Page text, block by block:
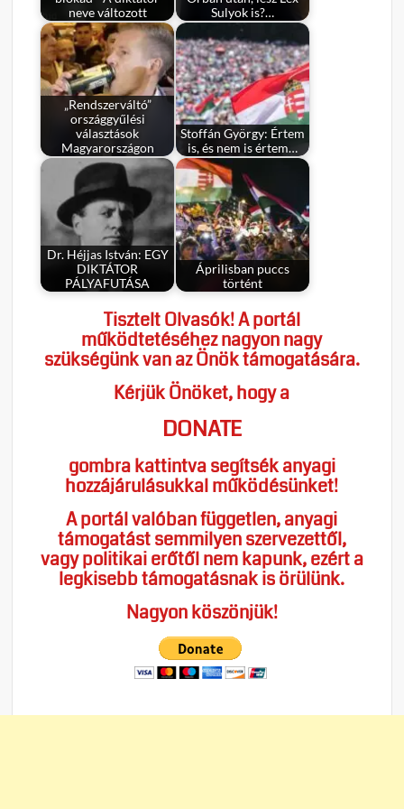
neve változott
Sulyok is?…
„Rendszerváltó”
országgyűlési
választások
Magyarországon
Stoffán György: Értem
is, és nem is értem…
Dr. Héjjas István: EGY
DIKTÁTOR
PÁLYAFUTÁSA
Áprilisban puccs
történt
Tisztelt Olvasók! A portál
működtetéséhez nagyon nagy
szükségünk van az Önök támogatására.
Kérjük Önöket, hogy a
DONATE
gombra kattintva segítsék anyagi
hozzájárulásukkal működésünket!
A portál valóban független, anyagi
támogatást semmilyen szervezettől,
vagy politikai erőtől nem kapunk, ezért a
legkisebb támogatásnak is örülünk.
Nagyon köszönjük!